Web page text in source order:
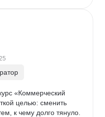
«Коммерческий
целью: сменить
к чему долго тянуло.